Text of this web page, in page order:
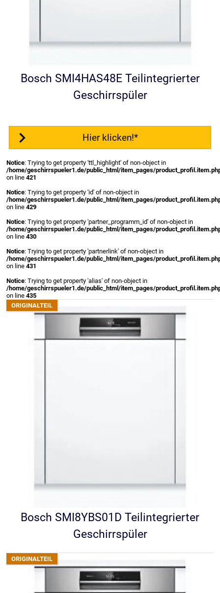
Bosch SMI4HAS48E Teilintegrierter
Geschirrspüler
Hier klicken!*
Notice: Trying to get property 'ttl_highlight' of non-object in
/home/geschirrspueler1.de/public_html/item_pages/
on line421
Notice: Trying to get property 'id' of non-object in
/home/geschirrspueler1.de/public_html/item_pages/
on line429
Notice: Trying to get property 'partner_programm_id' of non-object in
/home/geschirrspueler1.de/public_html/item_pages/
on line430
Notice: Trying to get property 'partnerlink' of non-object in
/home/geschirrspueler1.de/public_html/item_pages/
on line431
Notice: Trying to get property 'alias' of non-object in
/home/geschirrspueler1.de/public_html/item_pages/
on line435
Bosch SMI8YBS01D Teilintegrierter
Geschirrspüler